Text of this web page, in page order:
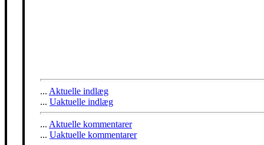
... Aktuelle indlæg
... Uaktuelle indlæg
... Aktuelle kommentarer
... Uaktuelle kommentarer